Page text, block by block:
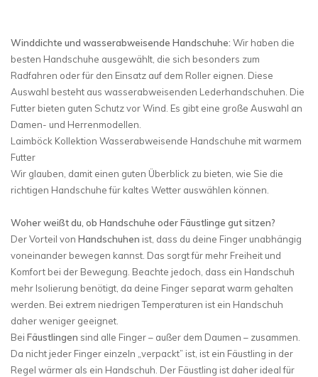
Winddichte und wasserabweisende Handschuhe: Wir haben die
besten Handschuhe ausgewählt, die sich besonders zum
Radfahren oder für den Einsatz auf dem Roller eignen. Diese
Auswahl besteht aus wasserabweisenden Lederhandschuhen. Die
Futter bieten guten Schutz vor Wind. Es gibt eine große Auswahl an
Damen- und Herrenmodellen.
Laimböck Kollektion Wasserabweisende Handschuhe mit warmem
Futter
Wir glauben, damit einen guten Überblick zu bieten, wie Sie die
richtigen Handschuhe für kaltes Wetter auswählen können.
Woher weißt du, ob Handschuhe oder Fäustlinge gut sitzen?
Der Vorteil von Handschuhen ist, dass du deine Finger unabhängig
voneinander bewegen kannst. Das sorgt für mehr Freiheit und
Komfort bei der Bewegung. Beachte jedoch, dass ein Handschuh
mehr Isolierung benötigt, da deine Finger separat warm gehalten
werden. Bei extrem niedrigen Temperaturen ist ein Handschuh
daher weniger geeignet.
Bei Fäustlingen sind alle Finger – außer dem Daumen – zusammen.
Da nicht jeder Finger einzeln „verpackt” ist, ist ein Fäustling in der
Regel wärmer als ein Handschuh. Der Fäustling ist daher ideal für